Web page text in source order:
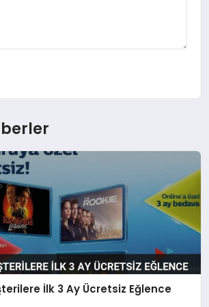
İlk 3 Ay Ücretsiz Eğlence